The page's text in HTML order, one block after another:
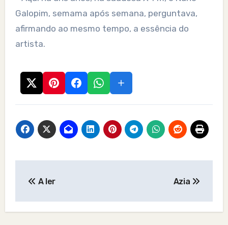
Galopim, semama após semana, perguntava,
afirmando ao mesmo tempo, a essência do
artista.
A ler Azia